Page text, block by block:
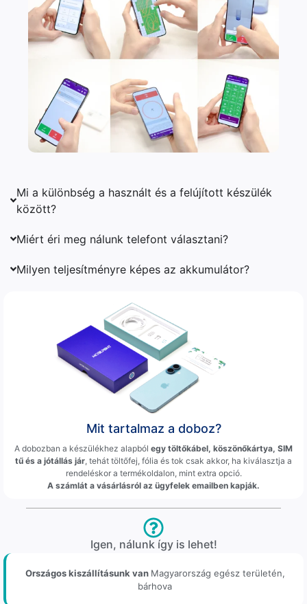
Mi a különbség a használt és a felújított készülék
között?
Miért éri meg nálunk telefont választani?
Milyen teljesítményre képes az akkumulátor?
Mit tartalmaz a doboz?
A dobozban a készülékhez alapból egy töltőkábel, köszönőkártya, SIM
tű és a jótállás jár , tehát töltőfej, fólia és tok csak akkor, ha kiválasztja a
rendeléskor a termékoldalon, mint extra opció.
A számlát a vásárlásról az ügyfelek emailben kapják.
Igen, nálunk így is lehet!
Országos kiszállításunk van Magyarország egész területén,
bárhova